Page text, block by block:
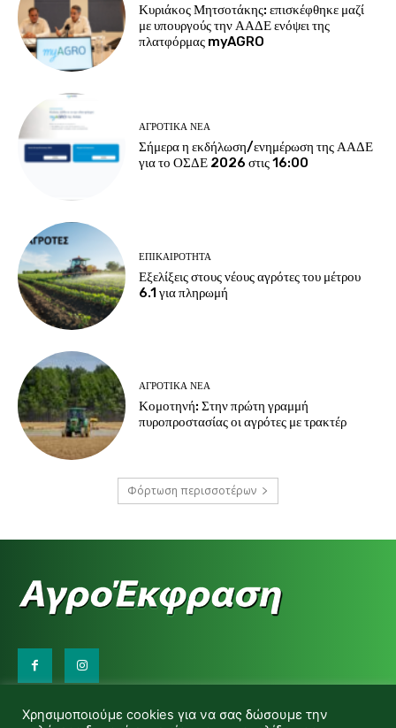
Κυριάκος Μητσοτάκης: επισκέφθηκε μαζί
με υπουργούς την ΑΑΔΕ ενόψει της
πλατφόρμας myAGRO
ΑΓΡΟΤΙΚΆ ΝΈΑ
Σήμερα η εκδήλωση/ενημέρωση της ΑΑΔΕ
για το ΟΣΔΕ 2026 στις 16:00
ΕΠΙΚΑΙΡΌΤΗΤΑ
Εξελίξεις στους νέους αγρότες του μέτρου
6.1 για πληρωμή
ΑΓΡΟΤΙΚΆ ΝΈΑ
Κομοτηνή: Στην πρώτη γραμμή
πυροπροστασίας οι αγρότες με τρακτέρ
Φόρτωση περισσοτέρων
d.makas@yahoo.gr
Χρησιμοποιούμε cookies για να σας δώσουμε την